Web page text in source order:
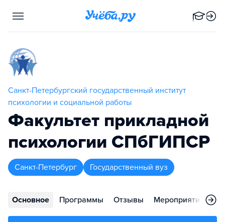
Санкт-Петербургский государственный институт
психологии и социальной работы
Факультет прикладной
психологии СПбГИПСР
Санкт-Петербург Государственный вуз
Основное Программы Отзывы Мероприятия